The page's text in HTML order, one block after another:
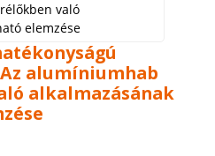
alumíniumhab
alkalmazásának